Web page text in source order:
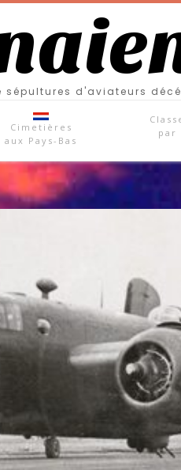
sépultures d'aviateurs
Cimetières
aux Pays-Bas
par